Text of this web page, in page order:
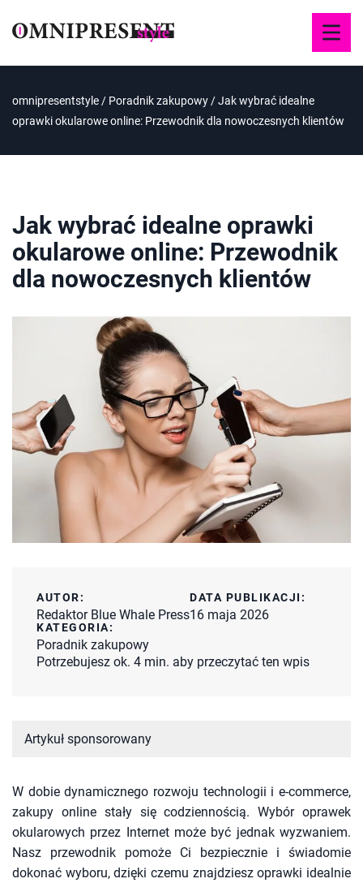
omnipresentstyle / Poradnik zakupowy /Jak wybrać idealne
oprawki okularowe online: Przewodnik dla nowoczesnych klientów
Jak wybrać idealne oprawki
okularowe online: Przewodnik
dla nowoczesnych klientów
AUTOR:
Redaktor Blue Whale Press
DATA PUBLIKACJI:
16 maja 2026
KATEGORIA:
Poradnik zakupowy
Potrzebujesz ok. 4 min. aby przeczytać ten wpis
Artykuł sponsorowany
W dobie dynamicznego rozwoju technologii i e-commerce,
zakupy online stały się codziennością. Wybór oprawek
okularowych przez Internet może być jednak wyzwaniem.
Nasz przewodnik pomoże Ci bezpiecznie i świadomie
dokonać wyboru, dzięki czemu znajdziesz oprawki idealnie